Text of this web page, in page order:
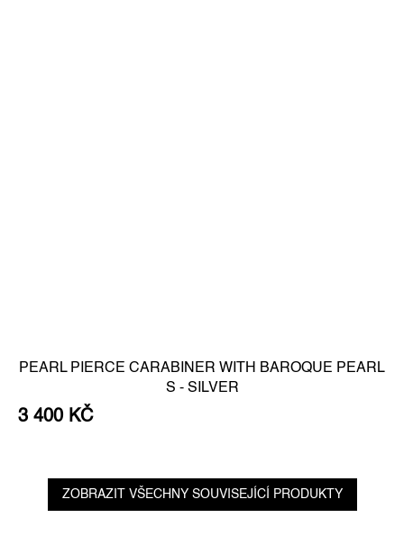
PEARL PIERCE CARABINER WITH BAROQUE PEARL
S - SILVER
3 400 KČ
ZOBRAZIT VŠECHNY SOUVISEJÍCÍ PRODUKTY